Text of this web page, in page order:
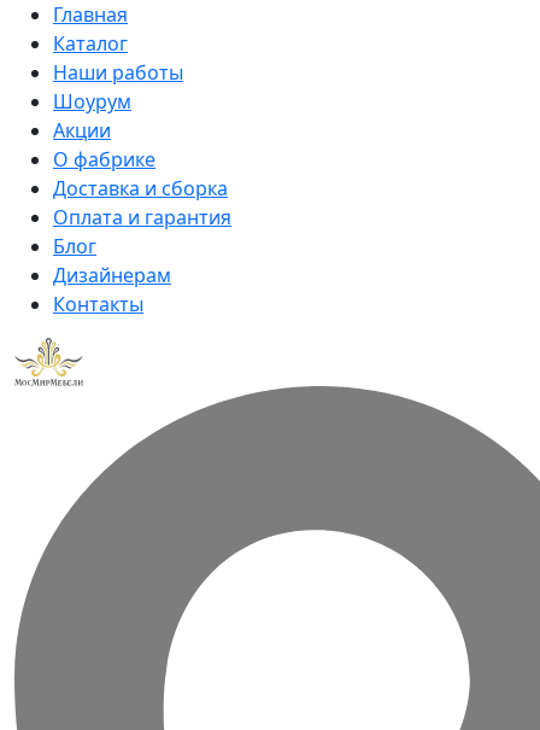
Главная
Каталог
Наши работы
Шоурум
Акции
О фабрике
Доставка и сборка
Оплата и гарантия
Блог
Дизайнерам
Контакты